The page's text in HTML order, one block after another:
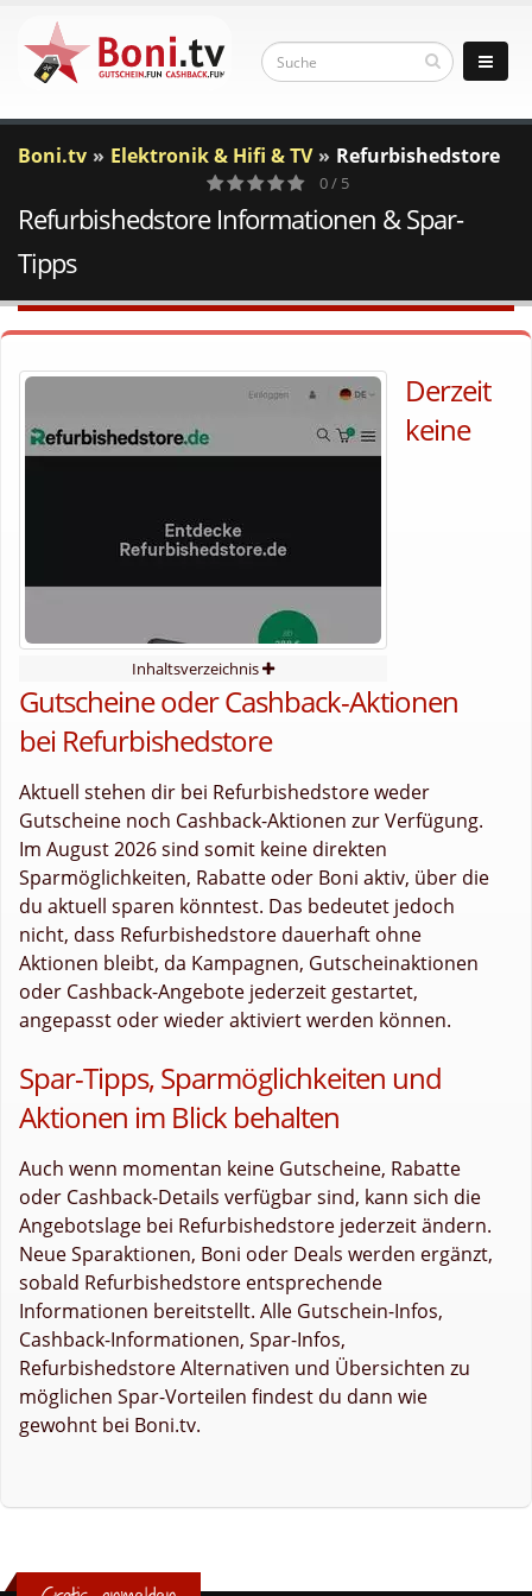
Boni.tv Elektronik & Hifi & TV Refurbishedstore
0
Votes
0 / 5
Refurbishedstore Informationen & Spar-
Tipps
Inhaltsverzeichnis
Derzeit
keine
Gutscheine oder Cashback-Aktionen
bei Refurbishedstore
Aktuell stehen dir bei Refurbishedstore weder
Gutscheine noch Cashback-Aktionen zur Verfügung.
Im August 2026 sind somit keine direkten
Sparmöglichkeiten, Rabatte oder Boni aktiv, über die
du aktuell sparen könntest. Das bedeutet jedoch
nicht, dass Refurbishedstore dauerhaft ohne
Aktionen bleibt, da Kampagnen, Gutscheinaktionen
oder Cashback-Angebote jederzeit gestartet,
angepasst oder wieder aktiviert werden können.
Spar-Tipps, Sparmöglichkeiten und
Aktionen im Blick behalten
Auch wenn momentan keine Gutscheine, Rabatte
oder Cashback-Details verfügbar sind, kann sich die
Angebotslage bei Refurbishedstore jederzeit ändern.
Neue Sparaktionen, Boni oder Deals werden ergänzt,
sobald Refurbishedstore entsprechende
Informationen bereitstellt. Alle Gutschein-Infos,
Cashback-Informationen, Spar-Infos,
Refurbishedstore Alternativen und Übersichten zu
möglichen Spar-Vorteilen findest du dann wie
gewohnt bei Boni.tv.